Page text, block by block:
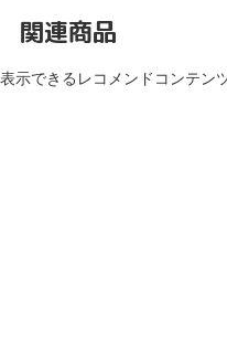
関連商品
表示できるレコメンドコンテン